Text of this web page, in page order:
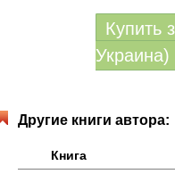
Купить
Украина)
Другие книги автора:
Книга